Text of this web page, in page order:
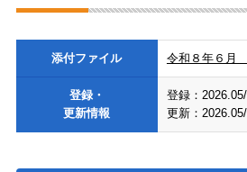
添付ファイル 令和８年６月
登録・
更新情報
登録：
更新：